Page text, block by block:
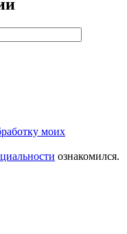
моих
ознакомился.